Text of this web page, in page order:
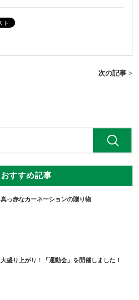
次の記事 >
おすすめ記事
真っ赤なカーネーションの贈り物
大盛り上がり！「運動会」を開催しました！